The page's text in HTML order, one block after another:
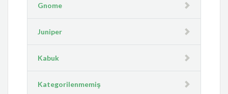
Gnome
Juniper
Kabuk
Kategorilenmemiş